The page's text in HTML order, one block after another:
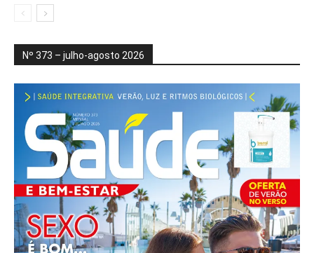
Nº 373 – julho-agosto 2026